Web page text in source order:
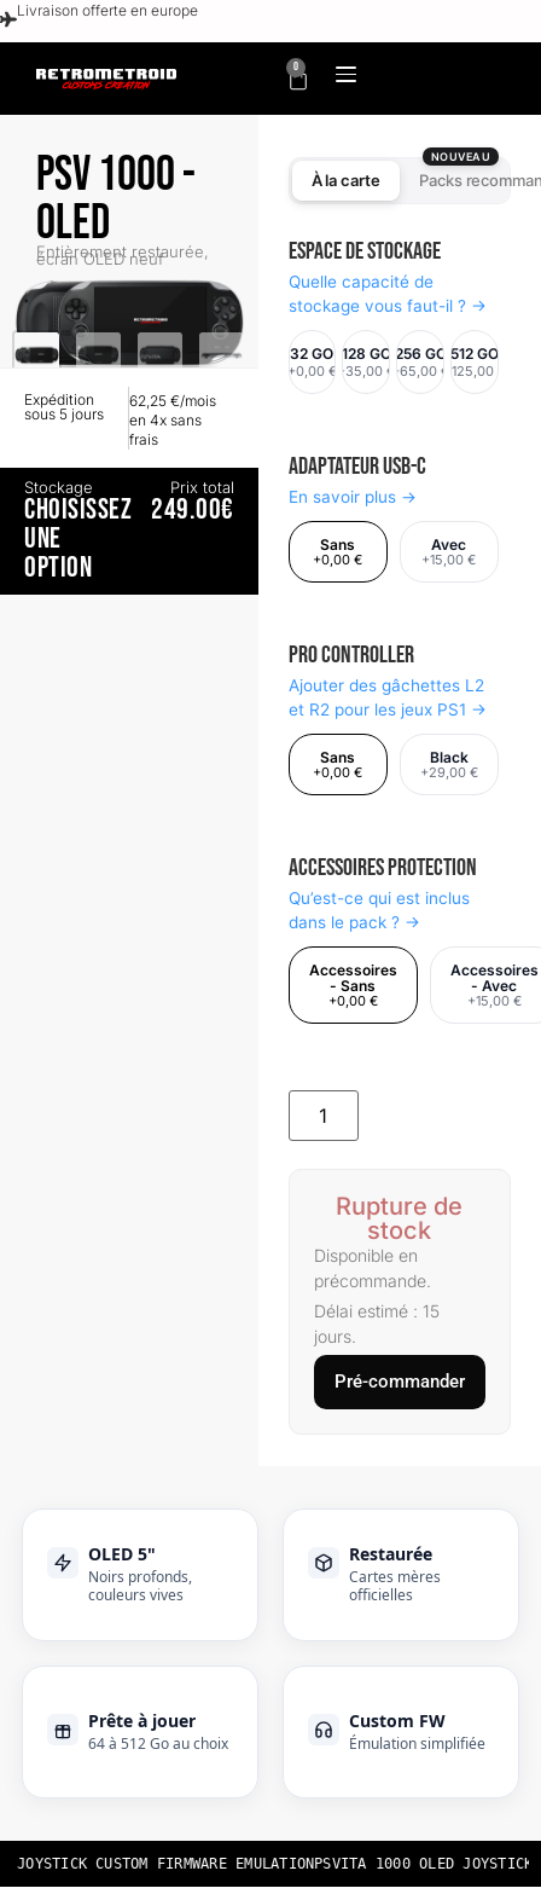
Livraison offerte en europe
0
PSV 1000 -
OLED
Entièrement restaurée,
écran OLED neuf
Expédition
sous 5 jours
62,25 €/mois
en 4x sans
frais
Stockage
CHOISISSEZ
UNE
OPTION
Prix total
249.00€
À la carte Packs
NOUVEAU
Espace de stockage
Quelle capacité de
stockage vous faut-il ? →
32 GO
+0,00 €
128 GO
+35,00 €
256 GO
+65,00 €
512 GO
+125,00 €
Adaptateur USB-C
En savoir plus →
Sans
+0,00 €
Avec
+15,00 €
Pro Controller
Ajouter des gâchettes L2
et R2 pour les jeux PS1 →
Sans
+0,00 €
Black
+29,00 €
Accessoires Protection
Qu’est-ce qui est inclus
dans le pack ? →
Accessoires
- Sans
+0,00 €
Accessoires
- Avec
+15,00 €
Rupture de
stock
Disponible en
précommande.
Délai estimé : 15
jours.
Pré-commander
OLED 5"
Noirs profonds,
couleurs vives
Restaurée
Cartes mères
officielles
Prête à jouer
64 à 512 Go au choix
Custom FW
Émulation simplifiée
CUSTOM FIRMWARE EMULATIONPSVITA 1000 OLED JOYSTICK